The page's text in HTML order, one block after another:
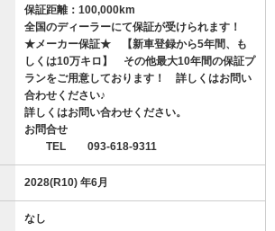
保証距離：100,000km
全国のディーラーにて保証が受けられます！
★メーカー保証★ 【新車登録から5年間、も
しくは10万キロ】 その他最大10年間の保証プ
ランをご用意しております！ 詳しくはお問い
合わせください♪
詳しくはお問い合わせください。
お問合せ
TEL 093-618-9311
2028(R10) 年6月
なし